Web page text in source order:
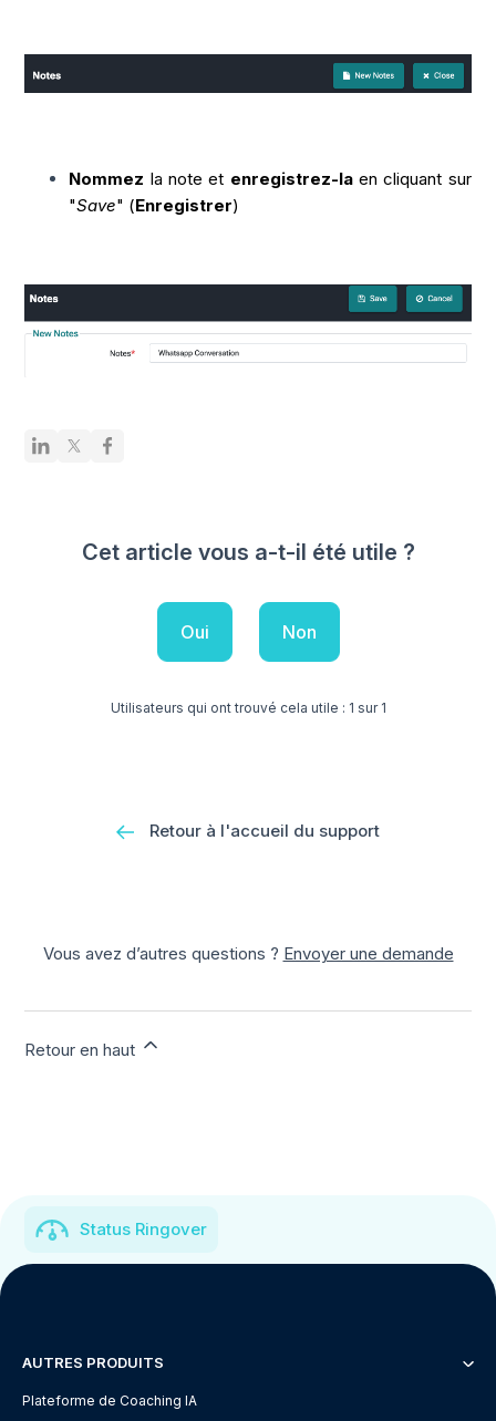
Nommez la note et enregistrez-laen cliquant sur
"Save" (Enregistrer)
Cet article vous a-t-il été utile ?
Oui Non
Utilisateurs qui ont trouvé cela utile : 1 sur 1
Retour à l'accueil du support
Vous avez d’autres questions ? Envoyer une demande
Retour en haut
Status Ringover
AUTRES PRODUITS
Plateforme de Coaching IA